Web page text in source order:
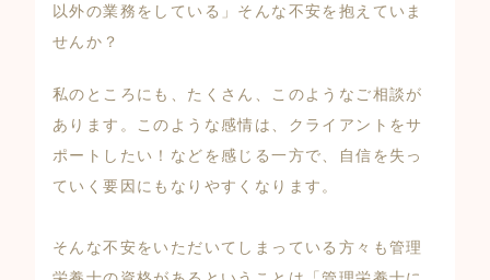
以外の業務をしている」そんな不安を抱えていま
せんか？
私のところにも、たくさん、このようなご相談が
あります。このような感情は、クライアントをサ
ポートしたい！などを感じる一方で、自信を失っ
ていく要因にもなりやすくなります。
そんな不安をいただいてしまっている方々も管理